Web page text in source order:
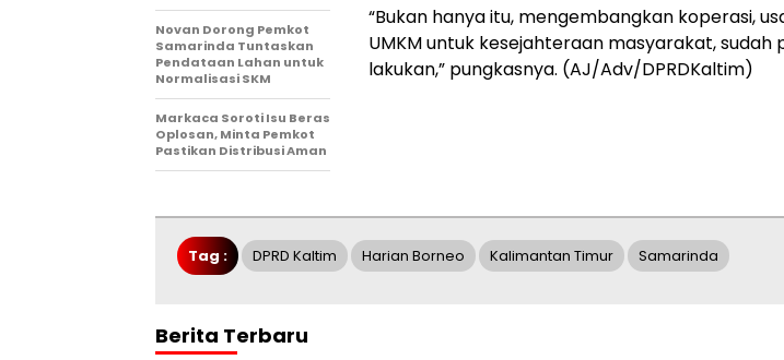
“Bukan hanya itu, mengembangkan koperasi,
UMKM untuk kesejahteraan masyarakat, sudah
lakukan,” pungkasnya. (AJ/Adv/DPRDKaltim)
Novan Dorong Pemkot
Samarinda Tuntaskan
Pendataan Lahan untuk
Normalisasi SKM
Markaca Soroti Isu Beras
Oplosan, Minta Pemkot
Pastikan Distribusi Aman
Tag : DPRD Kaltim Harian Borneo Kalimantan Timur Samarinda
Berita Terbaru